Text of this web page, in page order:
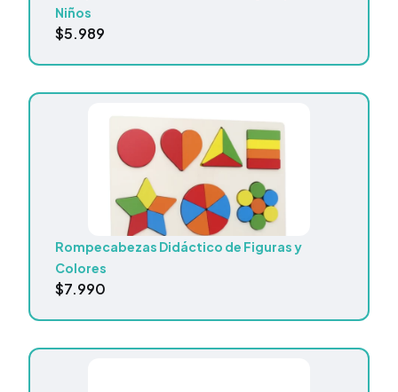
Niños
$5.989
Rompecabezas Didáctico de Figuras y
Colores
$7.990